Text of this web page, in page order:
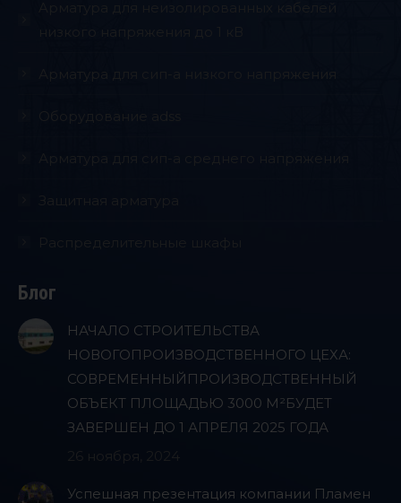
Блог
НАЧАЛО СТРОИТЕЛЬСТВА
НОВОГОПРОИЗВОДСТВЕННОГО ЦЕХА:
СОВРЕМЕННЫЙПРОИЗВОДСТВЕННЫЙ
ОБЪЕКТ ПЛОЩАДЬЮ 3000 М²БУДЕТ
ЗАВЕРШЕН ДО 1 АПРЕЛЯ 2025 ГОДА
Успешная презентация компании Пламен